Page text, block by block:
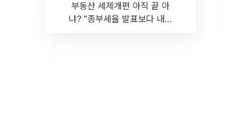
부동산 세제개편 아직 끝 아
냐? "종부세율 발표보다 내릴